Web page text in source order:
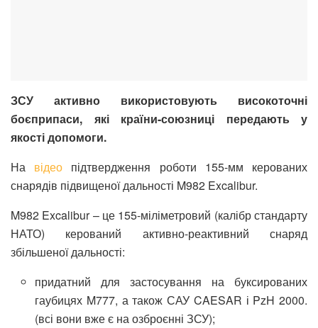
ЗСУ активно використовують високоточні
боєприпаси, які країни-союзниці передають у
якості допомоги.
На відео підтвердження роботи 155-мм керованих
снарядів підвищеної дальності M982 Excalibur.
M982 Excalibur – це 155-міліметровий (калібр стандарту
НАТО) керований активно-реактивний снаряд
збільшеної дальності:
придатний для застосування на буксированих
гаубицях M777, а також САУ CAESAR і PzH 2000.
(всі вони вже є на озброєнні ЗСУ);